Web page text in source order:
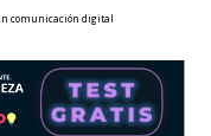
comunicación digital